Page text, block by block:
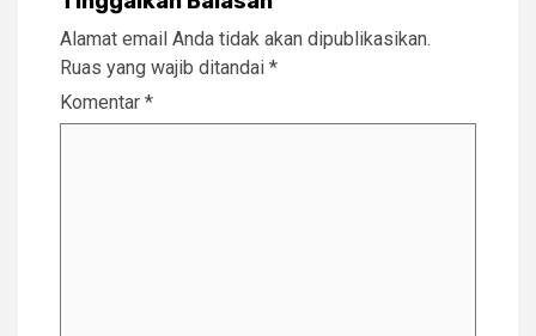
Alamat email Anda tidak akan dipublikasikan.
Ruas yang wajib ditandai *
Komentar *